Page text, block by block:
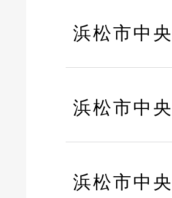
浜松市中
浜松市中
浜松市中